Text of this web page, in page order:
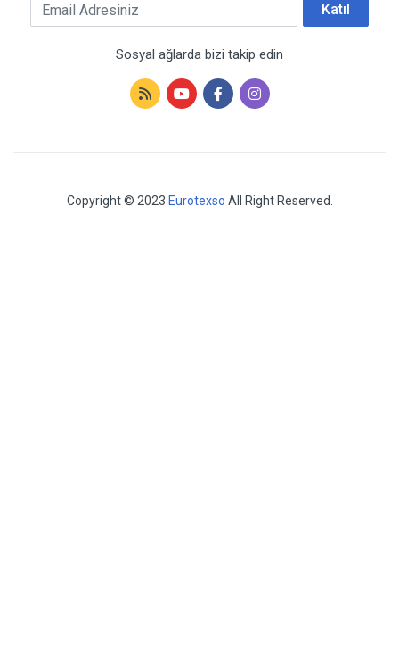
Katıl
Sosyal ağlarda bizi takip edin
Copyright © 2023 Eurotexso All Right Reserved.